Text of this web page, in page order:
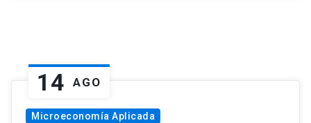
14 AGO
Microeconomía Aplicada